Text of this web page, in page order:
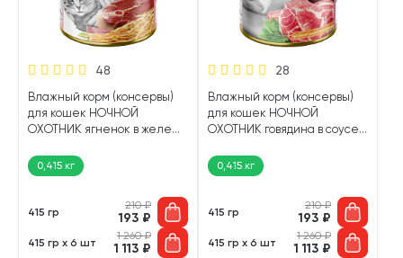
48
Влажный корм (консервы)
для кошек НОЧНОЙ
ОХОТНИК ягненок в желе
0,415 кг
415 гр
210₽
193 ₽
415 гр х 6 шт
1 260₽
1 113 ₽
28
Влажный корм (консервы)
для кошек НОЧНОЙ
ОХОТНИК говядина в соусе
0,415 кг
415 гр
210₽
193 ₽
415 гр х 6 шт
1 260₽
1 113 ₽